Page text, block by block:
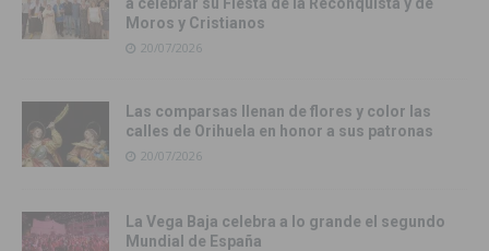
Moros y Cristianos
20/07/2026
Las comparsas llenan de flores y color las
calles de Orihuela en honor a sus patronas
20/07/2026
La Vega Baja celebra a lo grande el segundo
Mundial de España